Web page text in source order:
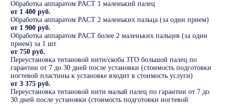
Обработка аппаратом PACT 1 маленький палец
от 1 400 руб.
Обработка аппаратом PACT 2 маленьких пальца (за один прием)
от 1 900 руб.
Обработка аппаратом PACT более 2 маленьких пальцев (за один
прием) за 1 шт
от 750 руб.
Переустановка титановой нити/скоба 3ТО большой палец по
гарантии от 7 до 30 дней после установки (стоимость подготовки
ногтевой пластины к установке входит в стоимость услуги)
от 3 375 руб.
Переустановка титановой нити малый палец по гарантии от 7 до
30 дней после установки (стоимость подготовки ногтевой